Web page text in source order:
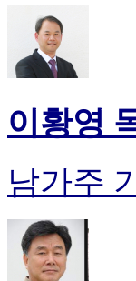
이황영
남가주